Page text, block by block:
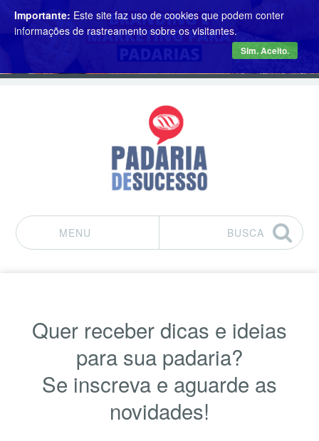
MENU
BUSCA
Quer receber dicas e ideias
para sua padaria?
Se inscreva e aguarde as
novidades!
Importante: Este site faz uso de cookies que podem conter
informações de rastreamento sobre os visitantes.
Sim. Aceito.